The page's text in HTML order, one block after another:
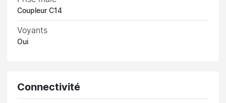
Coupleur C14
Voyants
Oui
Connectivité